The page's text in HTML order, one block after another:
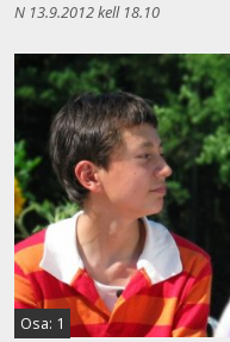
N 13.9.2012 kell 18.10
Osa: 1